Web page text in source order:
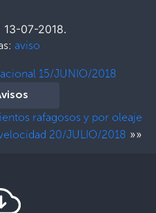
07-2018.
aviso
15/JUNIO/2018
rafagosos y por oleaje
20/JULIO/2018 »»